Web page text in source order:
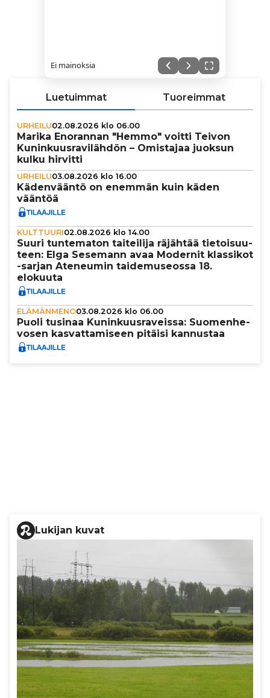
Ei mainoksia
Luetuimmat Tuoreimmat
URHEILU02.08.2026 klo 06.00
Marika Enorannan "Hemmo" voitti Teivon
Kunin­kuus­ra­vi­läh­dön – Omistajaa juoksun
kulku hirvitti
URHEILU03.08.2026 klo 16.00
Käden­vääntö on enemmän kuin käden
vääntöä
KULTTUURI02.08.2026 klo 14.00
Suuri tun­te­ma­ton tai­tei­lija räjähtää tie­toi­suu­
teen: Elga Sesemann avaa Modernit klassikot
-sarjan Ateneumin tai­de­mu­se­ossa 18.
elokuuta
ELÄMÄNMENO03.08.2026 klo 06.00
Puoli tusinaa Kunin­kuus­ra­veissa: Suo­men­he­
vo­sen kas­vat­ta­mi­seen pitäisi kannustaa
Lukijan kuvat